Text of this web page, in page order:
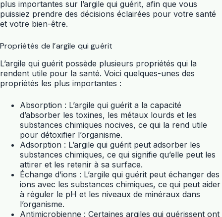
plus importantes sur l’argile qui guérit, afin que vous
puissiez prendre des décisions éclairées pour votre santé
et votre bien-être.
Propriétés de l’argile qui guérit
L’argile qui guérit possède plusieurs propriétés qui la
rendent utile pour la santé. Voici quelques-unes des
propriétés les plus importantes :
Absorption : L’argile qui guérit a la capacité
d’absorber les toxines, les métaux lourds et les
substances chimiques nocives, ce qui la rend utile
pour détoxifier l’organisme.
Adsorption : L’argile qui guérit peut adsorber les
substances chimiques, ce qui signifie qu’elle peut les
attirer et les retenir à sa surface.
Échange d’ions : L’argile qui guérit peut échanger des
ions avec les substances chimiques, ce qui peut aider
à réguler le pH et les niveaux de minéraux dans
l’organisme.
Antimicrobienne : Certaines argiles qui guérissent ont